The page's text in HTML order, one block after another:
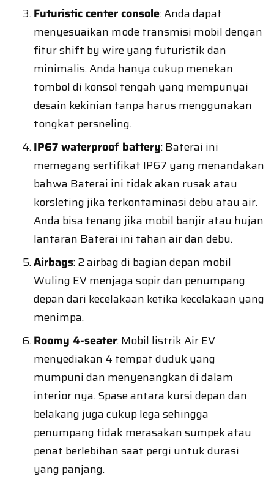
Futuristic center console: Anda dapat
menyesuaikan mode transmisi mobil dengan
fitur shift by wire yang futuristik dan
minimalis. Anda hanya cukup menekan
tombol di konsol tengah yang mempunyai
desain kekinian tanpa harus menggunakan
tongkat persneling.
IP67 waterproof battery: Baterai ini
memegang sertifikat IP67 yang menandakan
bahwa Baterai ini tidak akan rusak atau
korsleting jika terkontaminasi debu atau air.
Anda bisa tenang jika mobil banjir atau hujan
lantaran Baterai ini tahan air dan debu.
Airbags: 2 airbag di bagian depan mobil
Wuling EV menjaga sopir dan penumpang
depan dari kecelakaan ketika kecelakaan yang
menimpa.
Roomy 4-seater: Mobil listrik Air EV
menyediakan 4 tempat duduk yang
mumpuni dan menyenangkan di dalam
interior nya. Spase antara kursi depan dan
belakang juga cukup lega sehingga
penumpang tidak merasakan sumpek atau
penat berlebihan saat pergi untuk durasi
yang panjang.